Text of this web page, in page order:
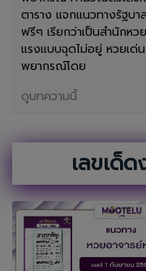
ตาราง แจกแนวทางรัฐบา
ฟรีๆ เรียกว่าเป็นสำนักหว
แรงแบบฉุดไม่อยู่ หวยเด่น
พยากรณ์โดย
ดูบทความนี้
เลขเด็